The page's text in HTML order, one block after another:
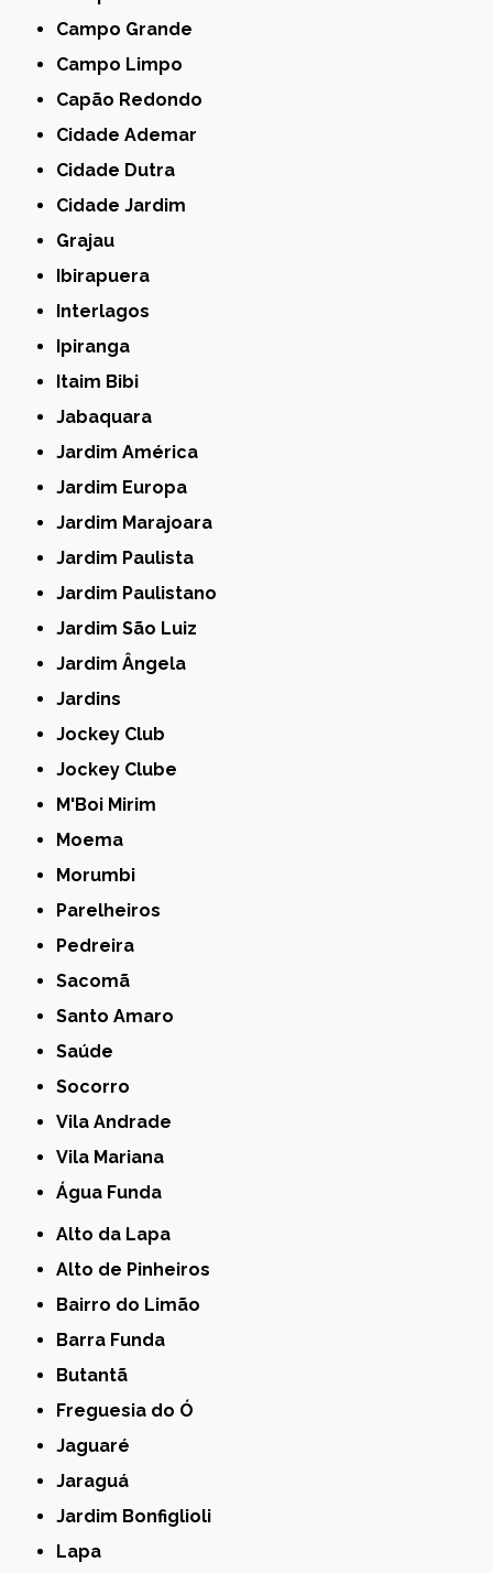
Campo Grande
Campo Limpo
Capão Redondo
Cidade Ademar
Cidade Dutra
Cidade Jardim
Grajau
Ibirapuera
Interlagos
Ipiranga
Itaim Bibi
Jabaquara
Jardim América
Jardim Europa
Jardim Marajoara
Jardim Paulista
Jardim Paulistano
Jardim São Luiz
Jardim Ângela
Jardins
Jockey Club
Jockey Clube
M'Boi Mirim
Moema
Morumbi
Parelheiros
Pedreira
Sacomã
Santo Amaro
Saúde
Socorro
Vila Andrade
Vila Mariana
Água Funda
Alto da Lapa
Alto de Pinheiros
Bairro do Limão
Barra Funda
Butantã
Freguesia do Ó
Jaguaré
Jaraguá
Jardim Bonfiglioli
Lapa